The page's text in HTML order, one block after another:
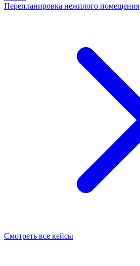
Перепланировка нежилого помещения
Смотреть все кейсы